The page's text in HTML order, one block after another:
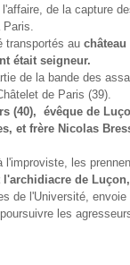
de la capture
Paris.
transportés au
était seigneur.
de la bande des
de Paris (39).
(40), évêque de
et frère Nicolas
les
l'archidiacre de Luçon,
de l'Université,
les